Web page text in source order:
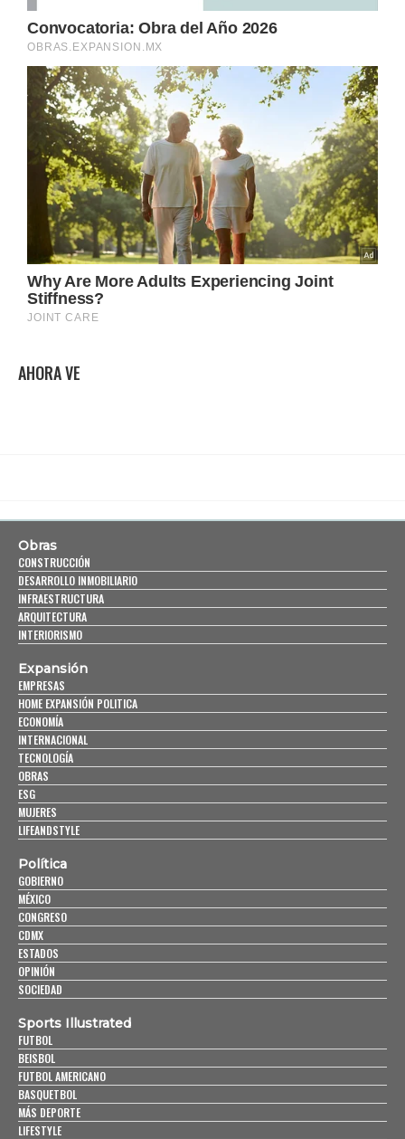
AHORA VE
Obras
CONSTRUCCIÓN
DESARROLLO INMOBILIARIO
INFRAESTRUCTURA
ARQUITECTURA
INTERIORISMO
Expansión
EMPRESAS
HOME EXPANSIÓN POLITICA
ECONOMÍA
INTERNACIONAL
TECNOLOGÍA
OBRAS
ESG
MUJERES
LIFEANDSTYLE
Política
GOBIERNO
MÉXICO
CONGRESO
CDMX
ESTADOS
OPINIÓN
SOCIEDAD
Sports Illustrated
FUTBOL
BEISBOL
FUTBOL AMERICANO
BASQUETBOL
MÁS DEPORTE
LIFESTYLE